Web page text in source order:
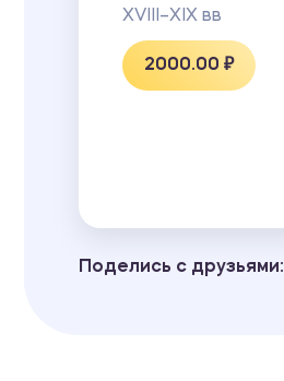
XVIII–XIX вв
2000.00 ₽
Поделись с друзьями: